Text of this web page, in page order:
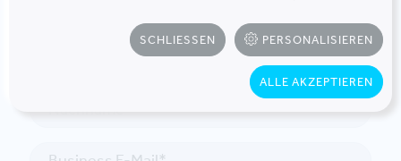
SCHLIESSEN PERSONALISIEREN
ALLE AKZEPTIEREN